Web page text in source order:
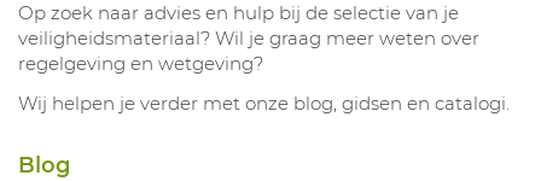
Op zoek naar advies en hulp bij de selectie van je
veiligheidsmateriaal? Wil je graag meer weten over
regelgeving en wetgeving?
Wij helpen je verder met onze blog, gidsen en catalogi.
Blog